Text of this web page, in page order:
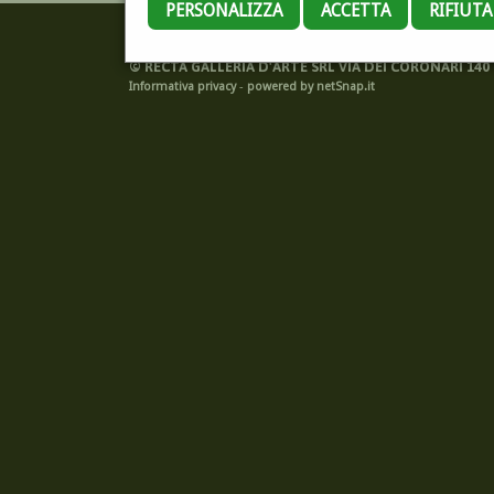
PERSONALIZZA ACCETTA
©RECTA GALLERIA D'ARTE SRL VIA DEI CORONARI
Informativa privacy- powered by netSnap.it